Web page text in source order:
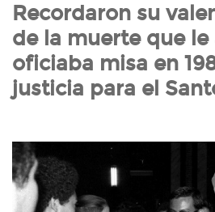
Recordaron su
de la muerte que
oficiaba misa en
justicia para el